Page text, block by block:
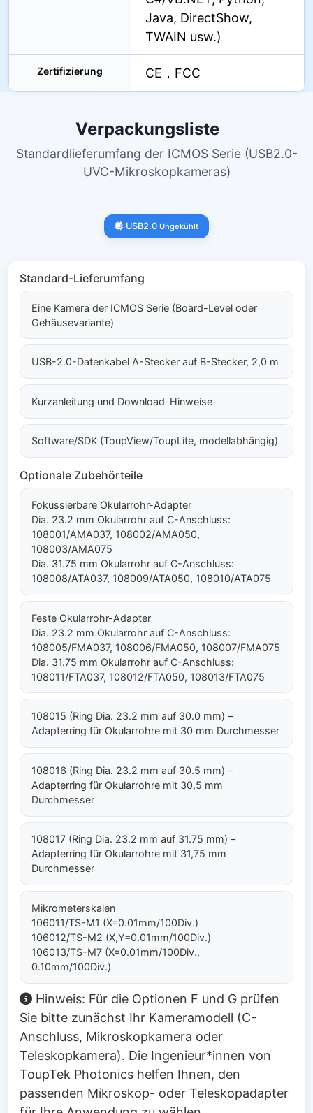
Java, DirectShow,
TWAIN usw.)
Zertifizierung CE，FCC
Verpackungsliste
Standardlieferumfang der ICMOS Serie (USB2.0-
UVC-Mikroskopkameras)
USB2.0 Ungekühlt
Standard-Lieferumfang
Eine Kamera der ICMOS Serie (Board-Level oder
Gehäusevariante)
USB-2.0-Datenkabel A-Stecker auf B-Stecker, 2,0 m
Kurzanleitung und Download-Hinweise
Software/SDK (ToupView/ToupLite, modellabhängig)
Optionale Zubehörteile
Fokussierbare Okularrohr-Adapter
Dia. 23.2 mm Okularrohr auf C-Anschluss:
108001/AMA037, 108002/AMA050,
108003/AMA075
Dia. 31.75 mm Okularrohr auf C-Anschluss:
108008/ATA037, 108009/ATA050, 108010/ATA075
Feste Okularrohr-Adapter
Dia. 23.2 mm Okularrohr auf C-Anschluss:
108005/FMA037, 108006/FMA050, 108007/FMA075
Dia. 31.75 mm Okularrohr auf C-Anschluss:
108011/FTA037, 108012/FTA050, 108013/FTA075
108015 (Ring Dia. 23.2 mm auf 30.0 mm) –
Adapterring für Okularrohre mit 30 mm Durchmesser
108016 (Ring Dia. 23.2 mm auf 30.5 mm) –
Adapterring für Okularrohre mit 30,5 mm
Durchmesser
108017 (Ring Dia. 23.2 mm auf 31.75 mm) –
Adapterring für Okularrohre mit 31,75 mm
Durchmesser
Mikrometerskalen
106011/TS-M1 (X=0.01mm/100Div.)
106012/TS-M2 (X,Y=0.01mm/100Div.)
106013/TS-M7 (X=0.01mm/100Div.,
0.10mm/100Div.)
Hinweis: Für die Optionen F und G prüfen
Sie bitte zunächst Ihr Kameramodell (C-
Anschluss, Mikroskopkamera oder
Teleskopkamera). Die Ingenieur*innen von
ToupTek Photonics helfen Ihnen, den
passenden Mikroskop- oder Teleskopadapter